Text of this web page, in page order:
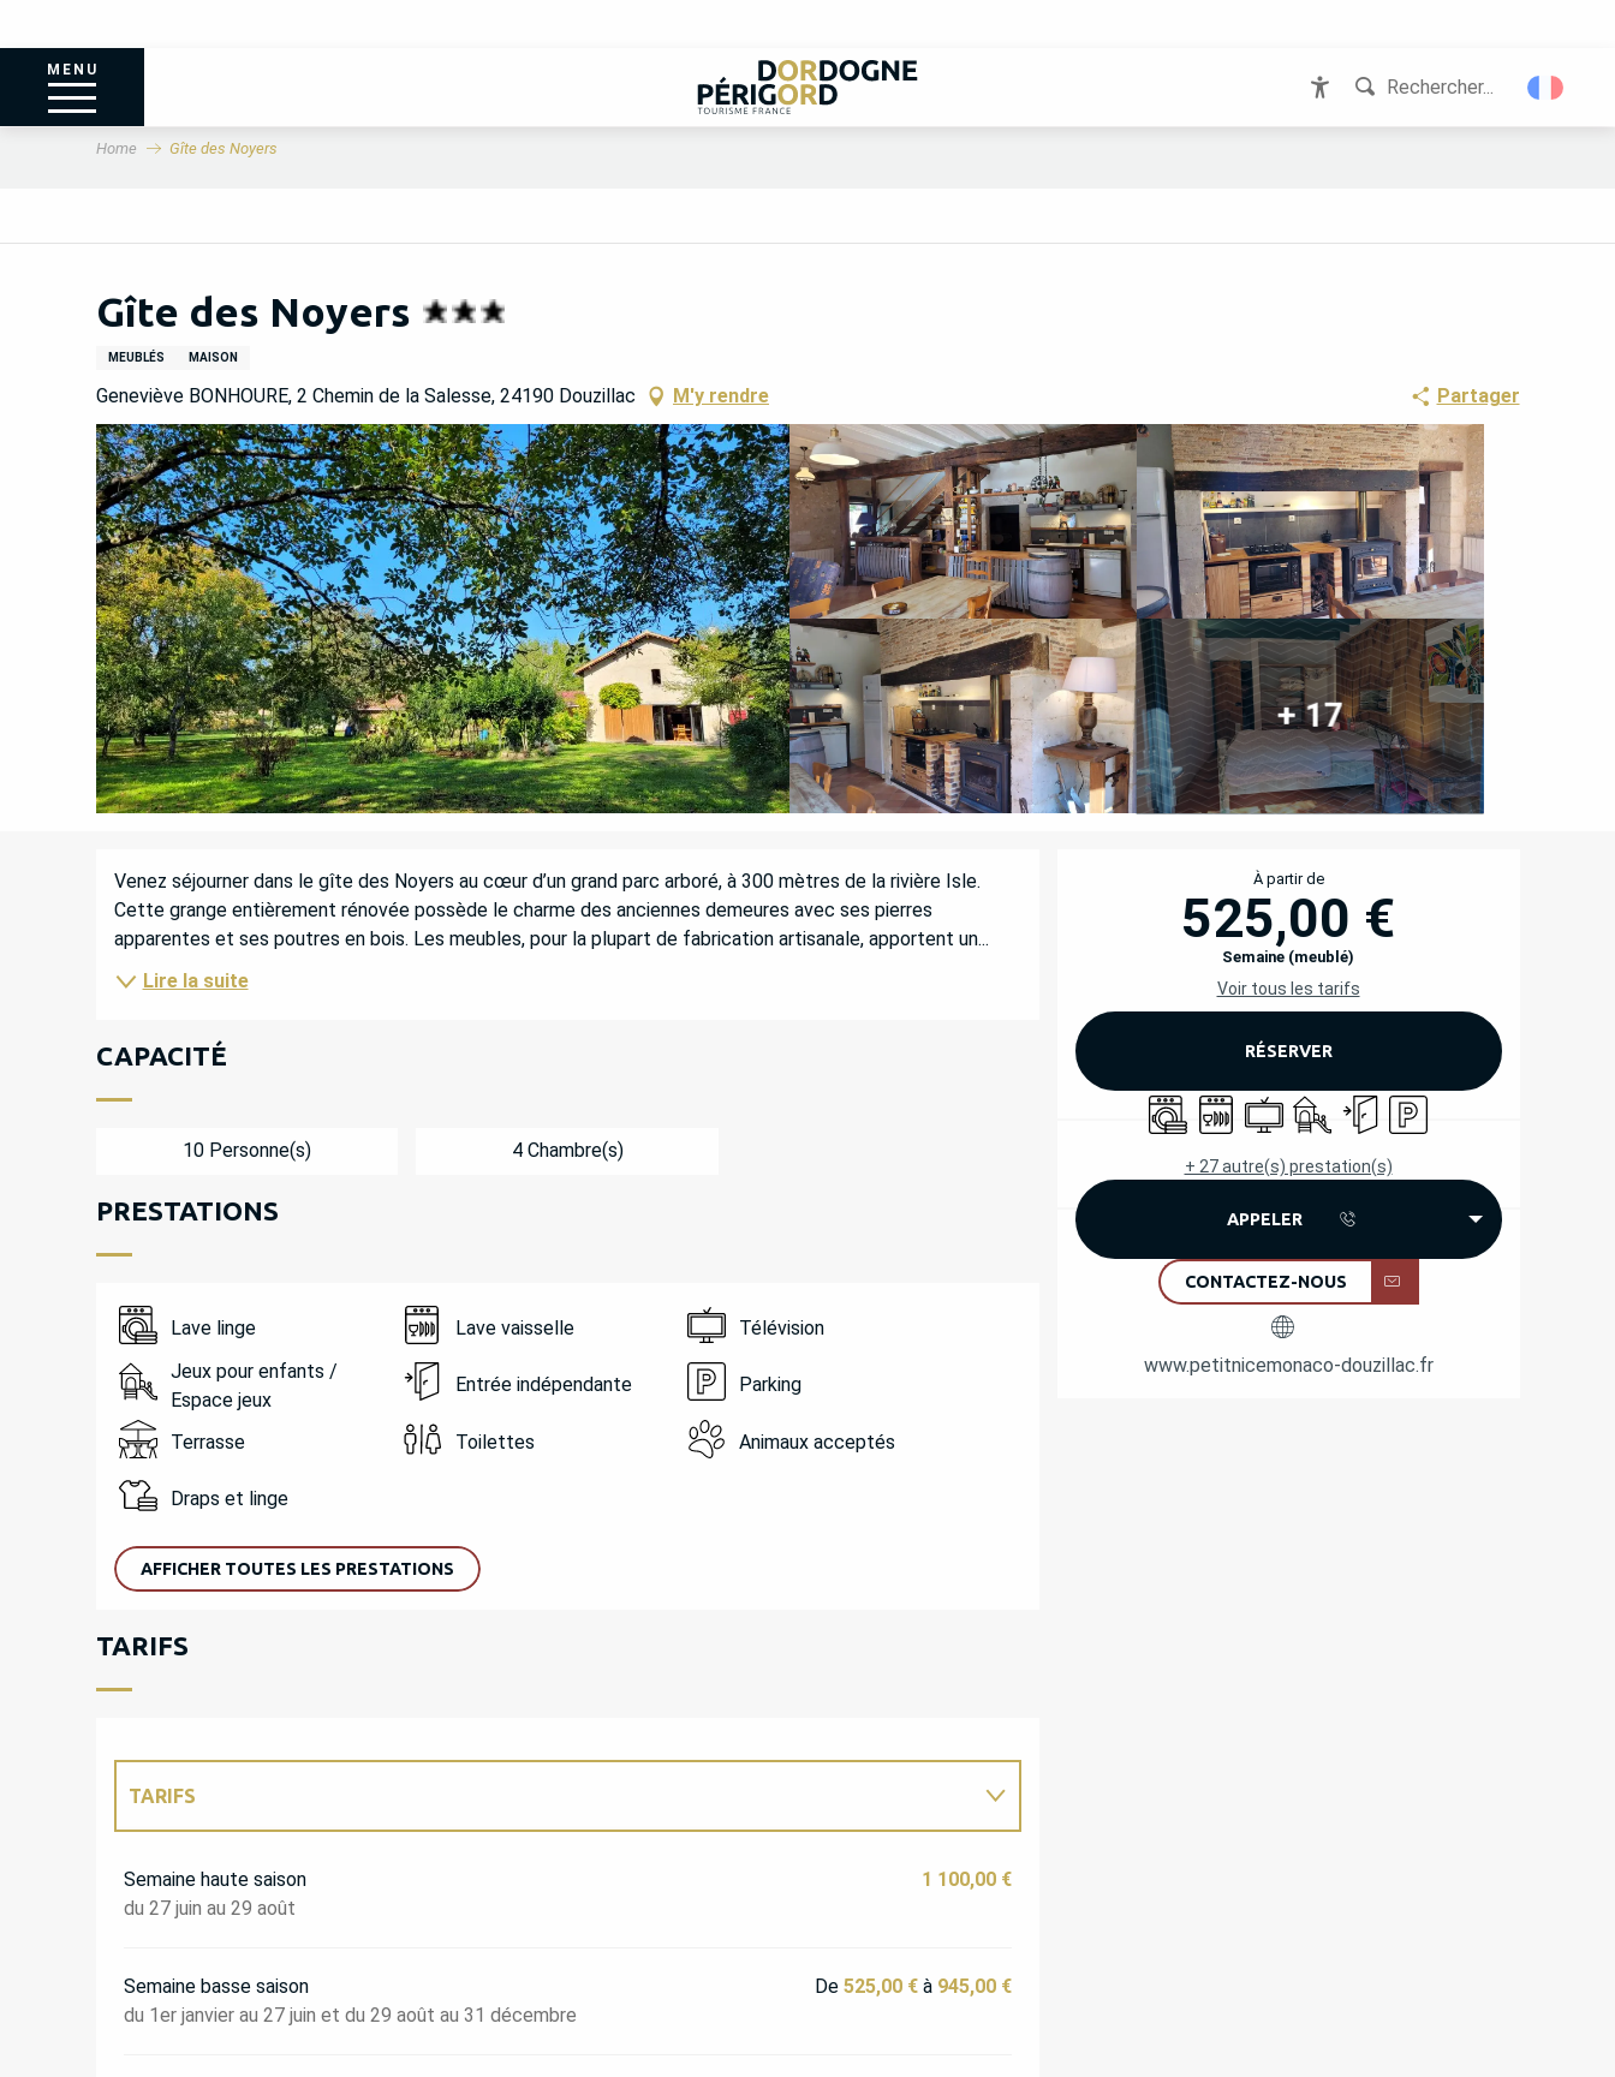
MENU
Rechercher...
Home Gîte des Noyers
Gîte des Noyers
MEUBLÉS MAISON
Geneviève BONHOURE, 2 Chemin de la Salesse, 24190 Douzillac M'y rendre Partager
+ 17
OUVERTURE ET
À partir de
525,00 €
Semaine (meublé)
Voir tous les tarifs
RÉSERVER
Lave lingeLave vaisselle
TélévisionJeux pour enfants / Espace jeux
Entrée indépendante
Parking
+ 27 autre(s) prestation(s)
APPELER
CONTACTEZ-NOUS
www.petitnicemonaco-douzillac.fr
DESCRIPTION
Venez séjourner dans le gîte des Noyers au cœur d’un grand parc arboré, à 300 mètres de la rivière Isle.
Cette grange entièrement rénovée possède le charme des anciennes demeures avec ses pierres
apparentes et ses poutres en bois. Les meubles, pour la plupart de fabrication artisanale, apportent un...
Lire la suite
CAPACITÉ
10 Personne(s) 4 Chambre(s)
PRESTATIONS
Lave linge Lave vaisselle
Télévision
Jeux pour enfants /
Espace jeux
Entrée indépendante Parking
Terrasse Toilettes Animaux acceptés
Draps et linge
AFFICHER TOUTES LES PRESTATIONS
TARIFS
TARIFS
Semaine haute saison
du 27 juin au 29 août
1 100,00 €
Semaine basse saison
du 1er janvier au 27 juin et du 29 août au 31 décembre
De 525,00 €à 945,00 €